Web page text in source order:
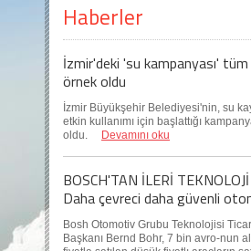
Haberler
İzmir'deki 'su kampanyası'
örnek oldu
İzmir Büyükşehir Belediyesi'nin, su
etkin kullanımı için başlattığı
oldu.
Devamını oku
BOSCH'TAN İLERİ
Daha çevreci daha güvenli
Bosh Otomotiv Grubu Teknolojisi
Başkanı Bernd Bohr, 7 bin avro-nun